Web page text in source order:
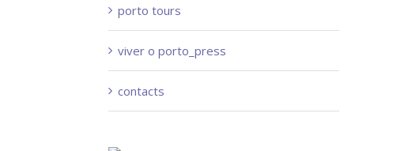
porto tours
viver o porto_press
contacts